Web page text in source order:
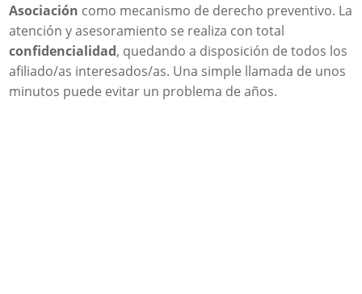
Asociación como mecanismo de derecho preventivo. La
atención y asesoramiento se realiza con total
confidencialidad, quedando a disposición de todos los
afiliado/as interesados/as. Una simple llamada de unos
minutos puede evitar un problema de años.